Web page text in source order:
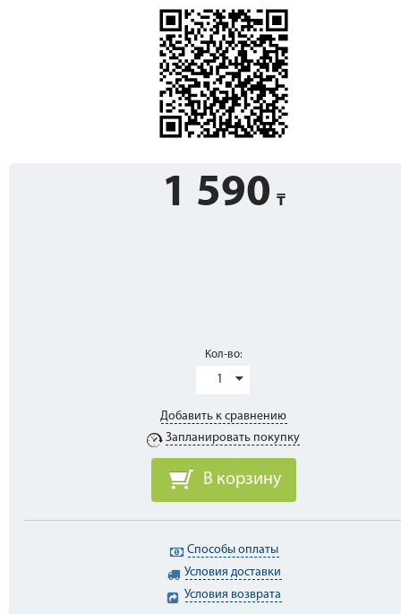
1 590
Кол-во:
1
Добавить к сравнению
Запланировать покупку
В корзину
Способы оплаты
Условия доставки
Условия возврата